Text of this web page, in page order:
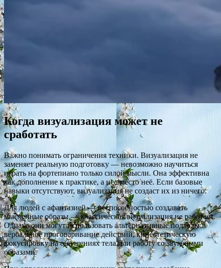
Когда визуализация может не
сработать
Важно понимать ограничения техники. Визуализация не
заменяет реальную подготовку — невозможно научиться
играть на фортепиано только силой мысли. Она эффективна
как дополнение к практике, а не вместо неё. Если базовые
навыки отсутствуют, визуализация не создаст их из ничего.
Для людей с афантазией — неспособностью создавать
мысленные образы — классическая визуализация не работает.
Однако они могут использовать альтернативные подходы:
вербальное проговаривание действий, кинестетическую
фокусировку на ощущениях тела или работу со звуковыми
образами.